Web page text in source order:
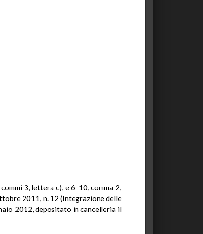
3, lettera c), e 6; 10, comma 2;
2011, n. 12 (Integrazione delle
2012, depositato in cancelleria il